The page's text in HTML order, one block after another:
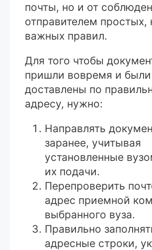
почты, но и от
отправителем простых,
важных правил.
Для того чтобы
пришли вовремя и были
доставлены по
адресу, нужно:
Направлять
заранее, учитывая
установленные
их подачи.
Перепроверить
адрес приемной
выбранного вуза.
Правильно
адресные строки,